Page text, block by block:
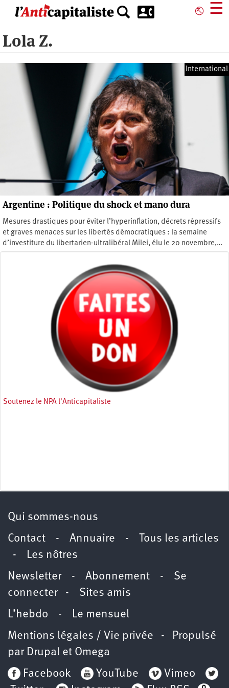
principal
⎋ ☰
Lola Z.
International
Argentine : Politique du shock et mano dura
Mesures drastiques pour éviter l’hyperinflation, décrets répressifs
et graves menaces sur les libertés démocratiques : la semaine
d’investiture du libertarien-ultralibéral Milei, élu le 20 novembre,…
Soutenez le NPA l'Anticapitaliste
Qui sommes-nous
Contact - Annuaire -
Tous les articles
- Les nôtres
Newsletter- Abonnement - Se
connecter- Sites amis
L’hebdo - Le mensuel
Mentions légales / Vie privée - Propulsé
par Drupal et Omega
Facebook
YouTube
Vimeo